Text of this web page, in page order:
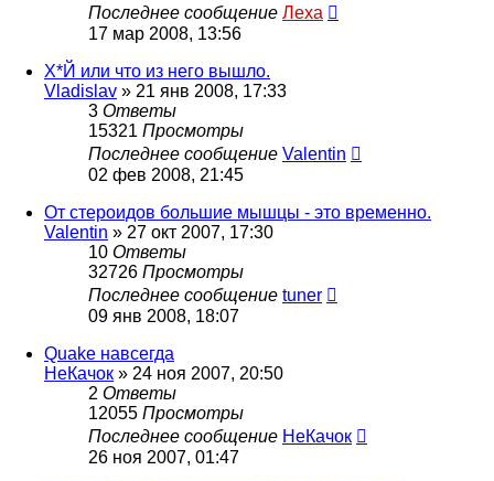
Последнее сообщение Леха
17 мар 2008, 13:56
Х*Й или что из него вышло.
Vladislav » 21 янв 2008, 17:33
3 Ответы
15321 Просмотры
Последнее сообщение Valentin
02 фев 2008, 21:45
От стероидов большие мышцы - это временно.
Valentin » 27 окт 2007, 17:30
10 Ответы
32726 Просмотры
Последнее сообщение tuner
09 янв 2008, 18:07
Quake навсегда
НеКачок » 24 ноя 2007, 20:50
2 Ответы
12055 Просмотры
Последнее сообщение НеКачок
26 ноя 2007, 01:47